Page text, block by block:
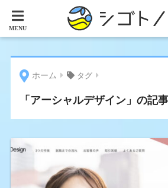
ホーム タグ
「アーシャルデザイン」の記